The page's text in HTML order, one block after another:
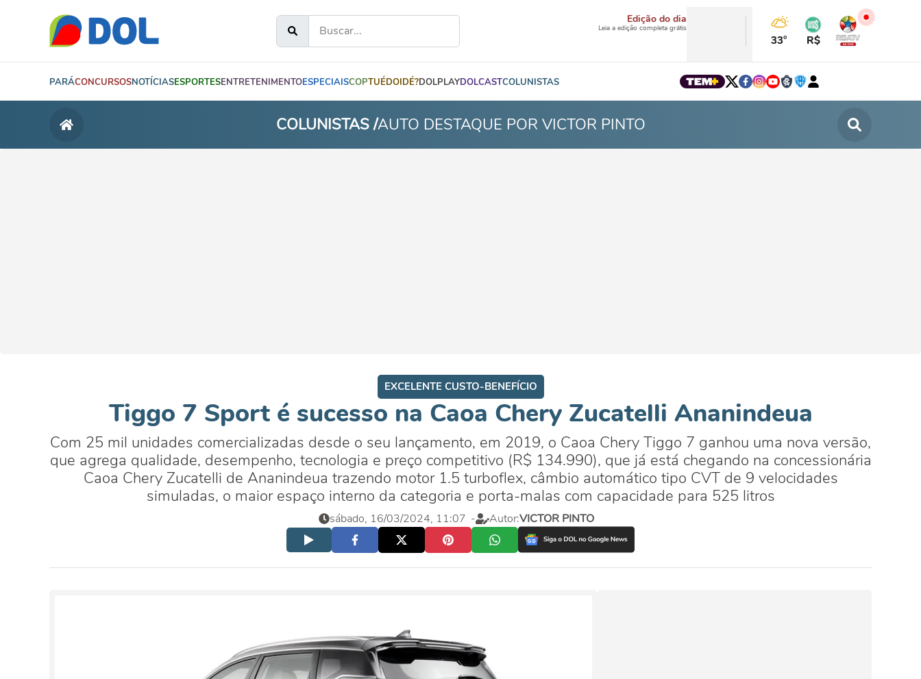
Edição do dia
Leia a edição completa grátis
33° R$
PARÁCONCURSOSNOTÍCIASESPORTESENTRETENIMENTOESPECIAISCOPTUÉDOIDÉ?DOLPLAYDOLCASTCOLUNISTAS
COLUNISTAS /AUTO DESTAQUE POR VICTOR PINTO
EXCELENTE CUSTO-BENEFÍCIO
Tiggo 7 Sport é sucesso na Caoa Chery Zucatelli Ananindeua
Com 25 mil unidades comercializadas desde o seu lançamento, em 2019, o Caoa Chery Tiggo 7 ganhou uma nova versão,
que agrega qualidade, desempenho, tecnologia e preço competitivo (R$ 134.990), que já está chegando na concessionária
Caoa Chery Zucatelli de Ananindeua trazendo motor 1.5 turboflex, câmbio automático tipo CVT de 9 velocidades
simuladas, o maior espaço interno da categoria e porta-malas com capacidade para 525 litros
sábado, 16/03/2024, 11:07 - Autor:VICTOR PINTO